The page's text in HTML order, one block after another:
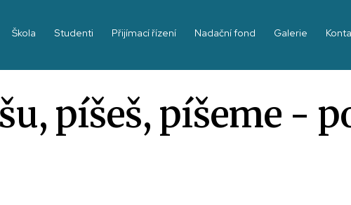
Škola Studenti Přijímací řízení Nadační fond Galerie
píšeš, píšeme -